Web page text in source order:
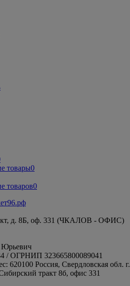
товары0
товаров0
д. 8Б, оф. 331 (ЧКАЛОВ - ОФИС)
/ ОГРНИП 323665800089041
620100 Россия, Свердловская обл. г.
тракт 8б, офис 331